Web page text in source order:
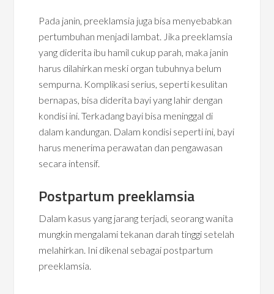
Pada janin, preeklamsia juga bisa menyebabkan
pertumbuhan menjadi lambat. Jika preeklamsia
yang diderita ibu hamil cukup parah, maka janin
harus dilahirkan meski organ tubuhnya belum
sempurna. Komplikasi serius, seperti kesulitan
bernapas, bisa diderita bayi yang lahir dengan
kondisi ini. Terkadang bayi bisa meninggal di
dalam kandungan. Dalam kondisi seperti ini, bayi
harus menerima perawatan dan pengawasan
secara intensif.
Postpartum preeklamsia
Dalam kasus yang jarang terjadi, seorang wanita
mungkin mengalami tekanan darah tinggi setelah
melahirkan. Ini dikenal sebagai postpartum
preeklamsia.